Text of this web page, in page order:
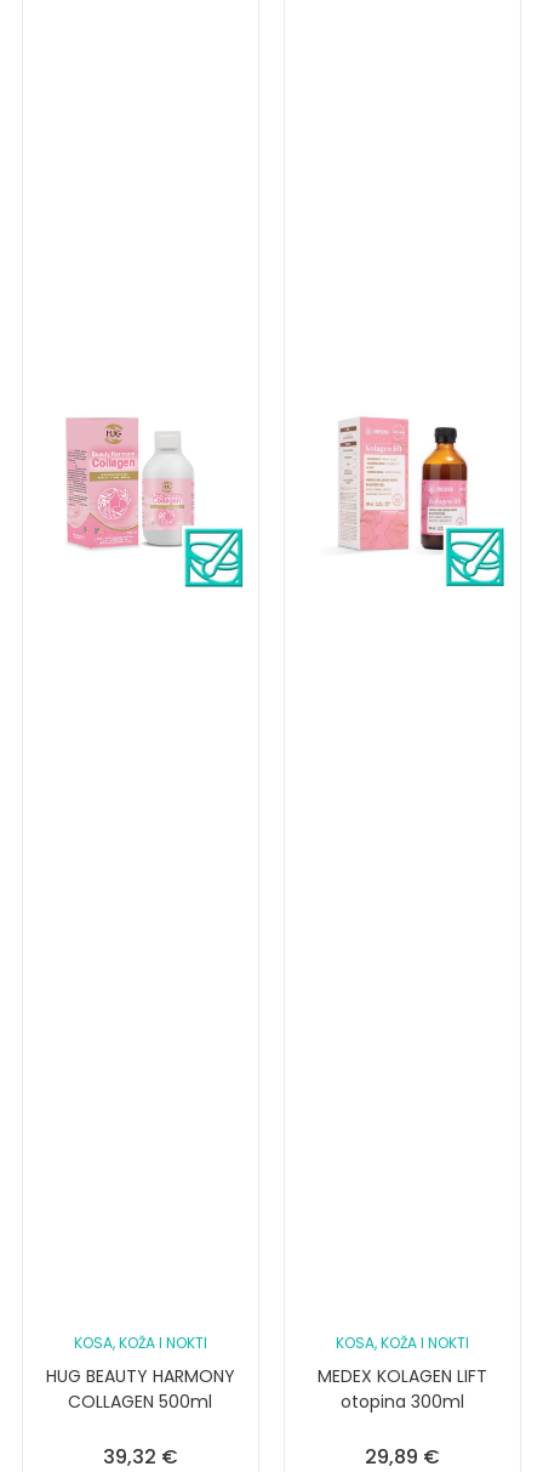
KOSA, KOŽA I NOKTI
HUG BEAUTY HARMONY
COLLAGEN 500ml
39,32 €
KOSA, KOŽA I NOKTI
MEDEX KOLAGEN LIFT
otopina 300ml
29,89 €